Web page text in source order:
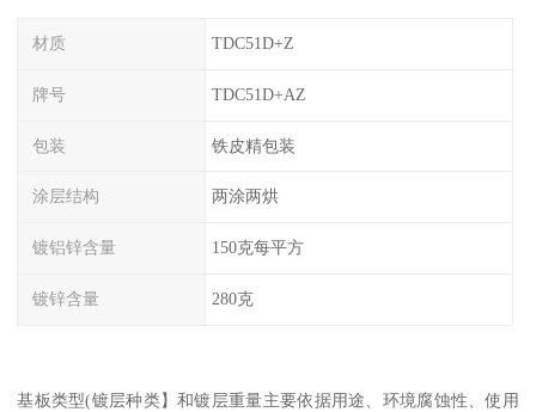
材质 TDC51D+Z
牌号 TDC51D+AZ
包装 铁皮精包装
涂层结构 两涂两烘
镀铝锌含量 150克每平方
镀锌含量 280克
基板类型(镀层种类】和镀层重量主要依据用途、环境腐蚀性、使用